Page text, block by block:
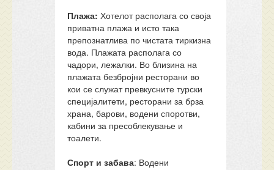
Плажа:Хотелот располага со своја
приватна плажа и исто така
препознатлива по чистата тиркизна
вода. Плажата располага со
чадори, лежалки. Во близина на
плажата безбројни ресторани во
кои се служат превкусните турски
специјалитети, ресторани за брза
храна, барови, водени споротви,
кабини за пресоблекување и
тоалети.
Спорт и забава: Водени